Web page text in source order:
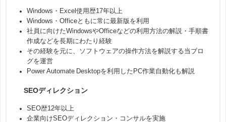
Windows・Excel使用歴17年以上
Windows・Officeともに常に最新版を利用
社員に向けたWindowsやOfficeなどの利用方法の解説・手順書
作成などを長期にわたり経験
その経験を元に、ソフトウェアの操作方法を解説する当ブロ
グを運営
Power Automate Desktopを利用したPC作業自動化も解説
SEOディレクション
SEO歴12年以上
企業向けSEOディレクション・コンサルを実施